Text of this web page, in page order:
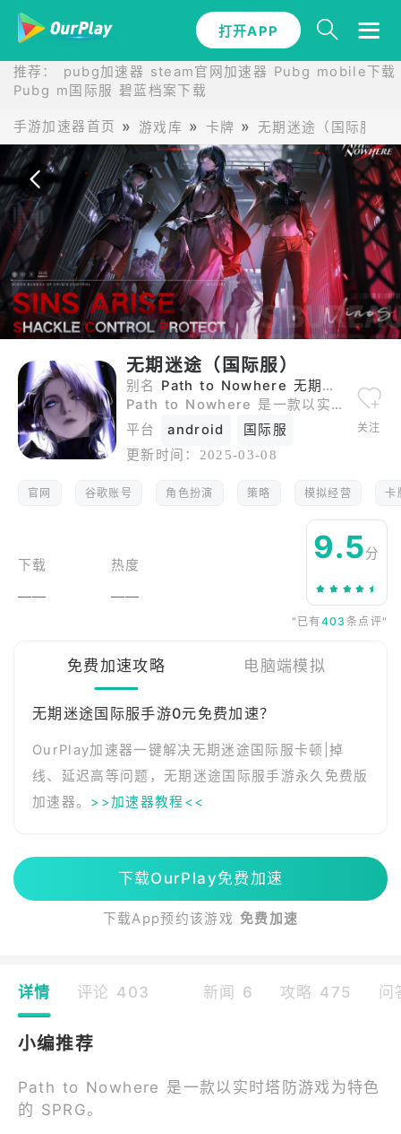
打开APP
推荐： pubg加速器 steam官网加速器 Pubg mobile下载
Pubg m国际服 碧蓝档案下载
手游加速器首页 游戏库 卡牌 无期迷途（国际服）
打开APP
无期迷途（国际服）
别名 Path to Nowhere 无期迷途
Path to Nowhere 是一款以实时塔防游戏为特色的 SPRG。
平台
android 国际服
更新时间： 2025-03-08
关注
官网 谷歌账号 角色扮演 策略 模拟经营 卡
下载
——
热度
——
9.5分
"已有403 条点评"
免费加速攻略 电脑端模拟
无期迷途国际服手游0元免费加速？
OurPlay加速器一键解决无期迷途国际服卡顿|掉
线、延迟高等问题，无期迷途国际服手游永久免费版
加速器。 >>加速器教程<<
下载OurPlay免费加速
下载App预约该游戏 免费加速
详情 评论 403 新闻 6 攻略 475
小编推荐
Path to Nowhere 是一款以实时塔防游戏为特色
的 SPRG。